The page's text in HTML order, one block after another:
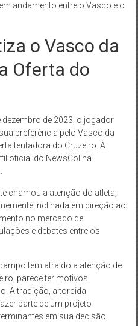
andamento entre o Vasco e o
o Vasco da
Oferta do
dezembro de 2023, o jogador
preferência pelo Vasco da
tentadora do Cruzeiro. A
oficial do NewsColina
chamou a atenção do atleta,
inclinada em direção ao
no mercado de
e debates entre os
tem atraído a atenção de
parece ter motivos
A tradição, a torcida
parte de um projeto
em sua decisão.